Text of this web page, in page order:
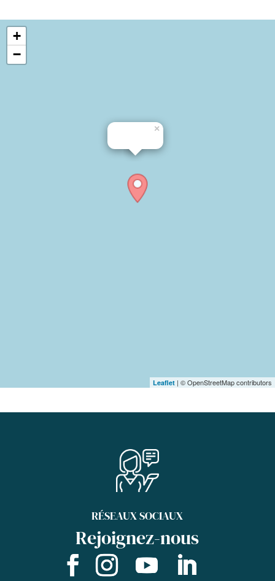
×
+
−
Leaflet | © OpenStreetMap contributors
RÉSEAUX SOCIAUX
Rejoignez-nous